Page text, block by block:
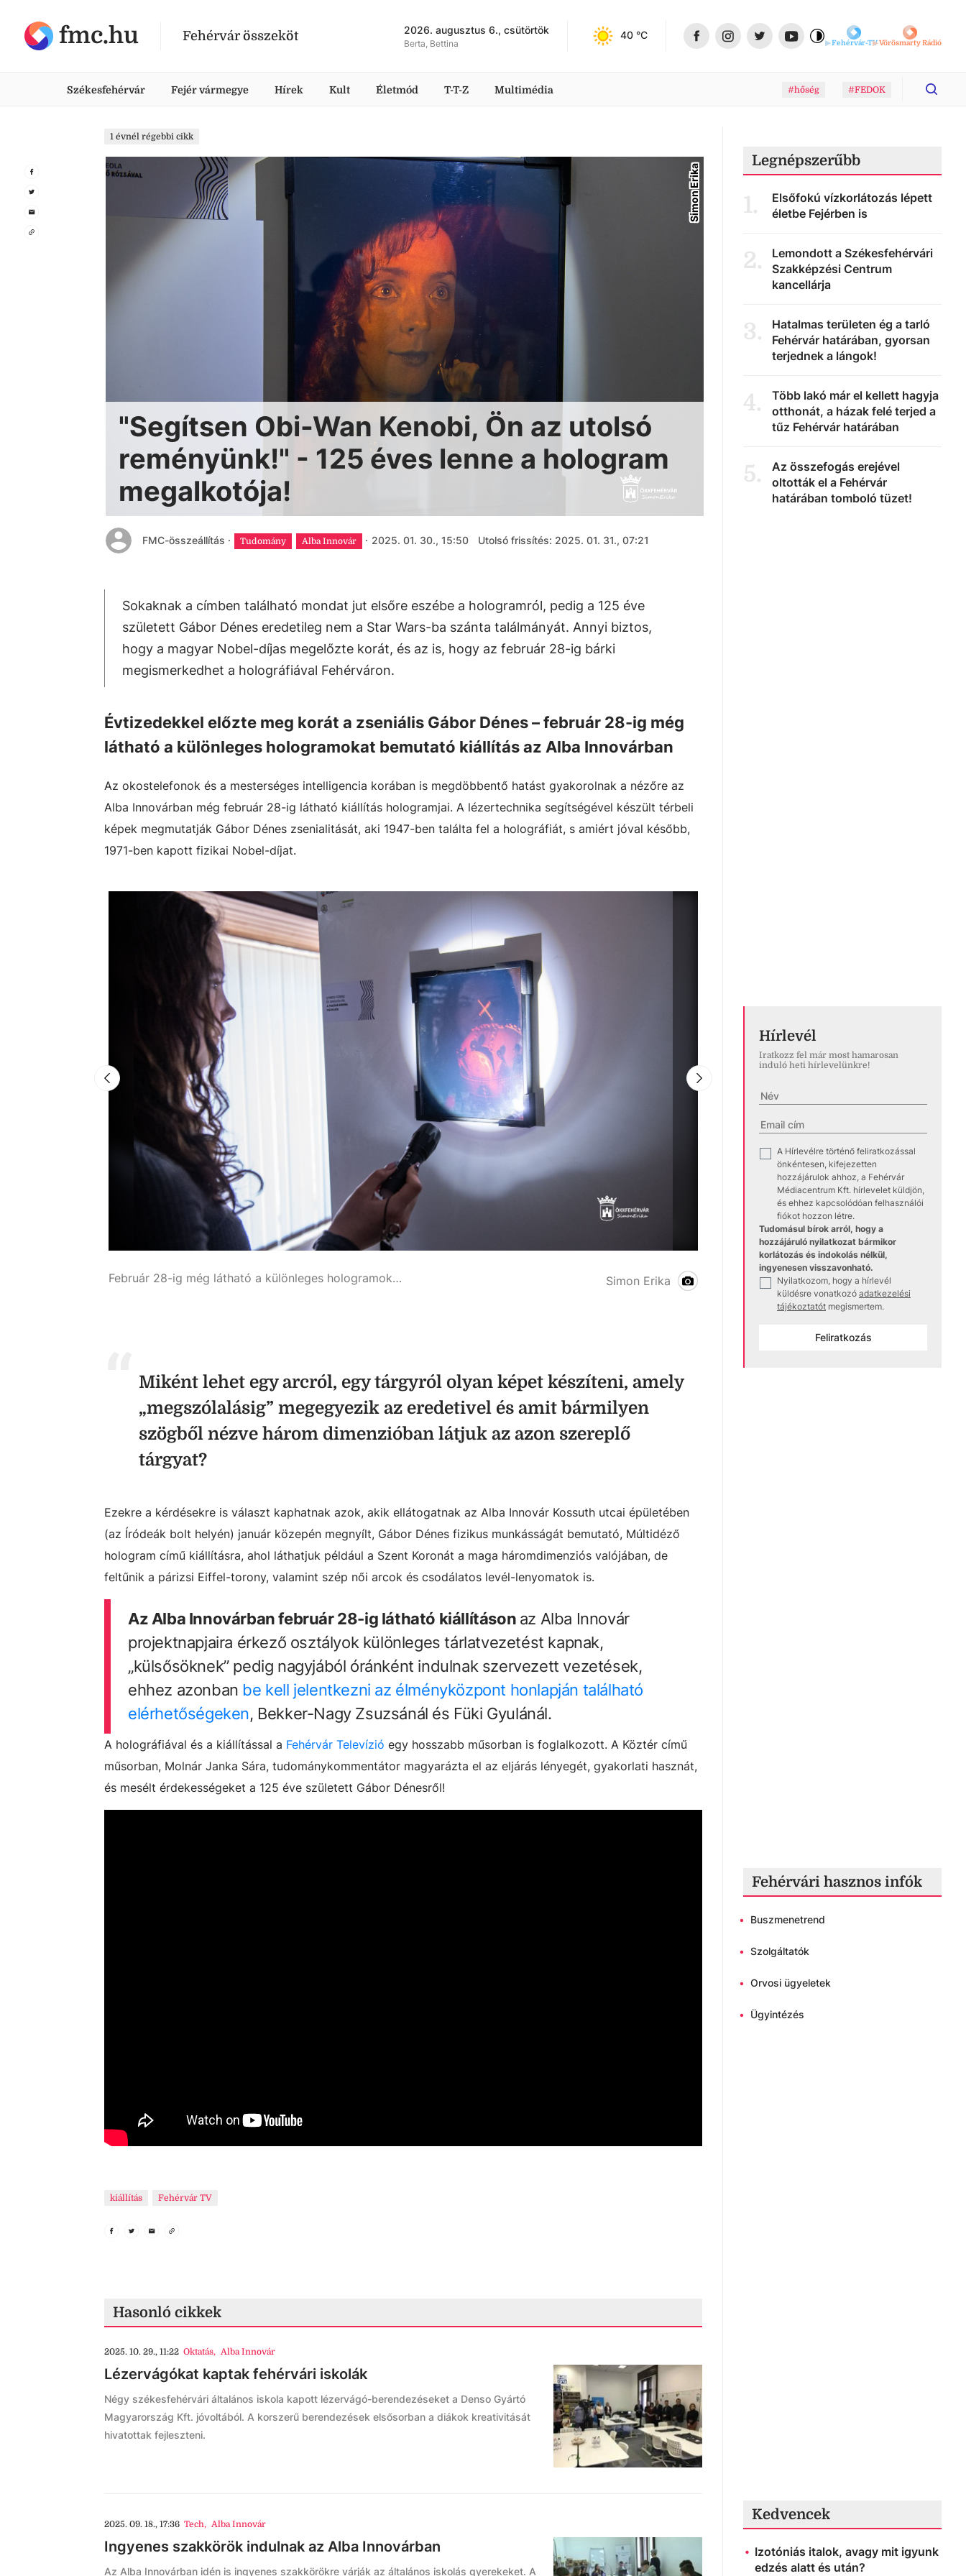
fmc.hu Fehérvár összeköt 2026. augusztus 6., csütörtök
Berta, Bettina
40 °C
Fehérvár-TVVörösmarty Rádió
Székesfehérvár Fejér vármegye Hírek Kult Életmód T-T-Z Multimédia #hőség #FEDOK
1 évnél régebbi cikk
Simon Erika
"Segítsen Obi-Wan Kenobi, Ön az utolsó
reményünk!" - 125 éves lenne a hologram
megalkotója!
FMC-összeállítás · Tudomány Alba Innovár · 2025. 01. 30., 15:50 Utolsó frissítés: 2025. 01. 31., 07:21
Sokaknak a címben található mondat jut elsőre eszébe a hologramról, pedig a 125 éve
született Gábor Dénes eredetileg nem a Star Wars-ba szánta találmányát. Annyi biztos,
hogy a magyar Nobel-díjas megelőzte korát, és az is, hogy az február 28-ig bárki
megismerkedhet a holográfiával Fehérváron.
Évtizedekkel előzte meg korát a zseniális Gábor Dénes – február 28-ig még
látható a különleges hologramokat bemutató kiállítás az Alba Innovárban
Az okostelefonok és a mesterséges intelligencia korában is megdöbbentő hatást gyakorolnak a nézőre az
Alba Innovárban még február 28-ig látható kiállítás hologramjai. A lézertechnika segítségével készült térbeli
képek megmutatják Gábor Dénes zsenialitását, aki 1947-ben találta fel a holográfiát, s amiért jóval később,
1971-ben kapott fizikai Nobel-díjat.
Február 28-ig még látható a különleges hologramokat bemutató kiállítás Simon Erika
Miként lehet egy arcról, egy tárgyról olyan képet készíteni, amely
„megszólalásig” megegyezik az eredetivel és amit bármilyen
szögből nézve három dimenzióban látjuk az azon szereplő
tárgyat?
Ezekre a kérdésekre is választ kaphatnak azok, akik ellátogatnak az Alba Innovár Kossuth utcai épületében
(az Íródeák bolt helyén) január közepén megnyílt, Gábor Dénes fizikus munkásságát bemutató, Múltidéző
hologram című kiállításra, ahol láthatjuk például a Szent Koronát a maga háromdimenziós valójában, de
feltűnik a párizsi Eiffel-torony, valamint szép női arcok és csodálatos levél-lenyomatok is.
Az Alba Innovárban február 28-ig látható kiállításon az Alba Innovár
projektnapjaira érkező osztályok különleges tárlatvezetést kapnak,
„külsősöknek” pedig nagyjából óránként indulnak szervezett vezetések,
ehhez azonban be kell jelentkezni az élményközpont honlapján található
elérhetőségeken, Bekker-Nagy Zsuzsánál és Füki Gyulánál.
A holográfiával és a kiállítással a Fehérvár Televízió egy hosszabb műsorban is foglalkozott. A Köztér című
műsorban, Molnár Janka Sára, tudománykommentátor magyarázta el az eljárás lényegét, gyakorlati hasznát,
és mesélt érdekességeket a 125 éve született Gábor Dénesről!
kiállítás Fehérvár TV
Hasonló cikkek
2025. 10. 29., 11:22 Oktatás, Alba Innovár
Lézervágókat kaptak fehérvári iskolák
Négy székesfehérvári általános iskola kapott lézervágó-berendezéseket a Denso Gyártó
Magyarország Kft. jóvoltából. A korszerű berendezések elsősorban a diákok kreativitását
hivatottak fejleszteni.
2025. 09. 18., 17:36 Tech, Alba Innovár
Ingyenes szakkörök indulnak az Alba Innovárban
Az Alba Innovárban idén is ingyenes szakkörökre várják az általános iskolás gyerekeket. A
Legnépszerűbb
1.
Elsőfokú vízkorlátozás lépett
életbe Fejérben is
2.
Lemondott a Székesfehérvári
Szakképzési Centrum
kancellárja
3.
Hatalmas területen ég a tarló
Fehérvár határában, gyorsan
terjednek a lángok!
4.
Több lakó már el kellett hagyja
otthonát, a házak felé terjed a
tűz Fehérvár határában
5.
Az összefogás erejével
oltották el a Fehérvár
határában tomboló tüzet!
Hírlevél
Iratkozz fel már most hamarosan
induló heti hírlevelünkre!
A Hírlevélre történő feliratkozással
önkéntesen, kifejezetten
hozzájárulok ahhoz, a Fehérvár
Médiacentrum Kft. hírlevelet küldjön,
és ehhez kapcsolódóan felhasználói
fiókot hozzon létre.
Tudomásul bírok arról, hogy a
hozzájáruló nyilatkozat bármikor
korlátozás és indokolás nélkül,
ingyenesen visszavonható.
Nyilatkozom, hogy a hírlevél
küldésre vonatkozó adatkezelési
tájékoztatót megismertem.
Feliratkozás
Fehérvári hasznos infók
• Buszmenetrend
• Szolgáltatók
• Orvosi ügyeletek
• Ügyintézés
Kedvencek
Izotóniás italok, avagy mit igyunk
edzés alatt és után?